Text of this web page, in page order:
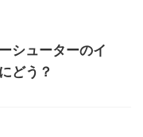
シューターのイ
どう？